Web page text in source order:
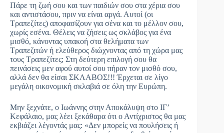
Πάρε τη ζωή σου και των παιδιών σου στα χέρια σου
και αντιστάσου, πριν να είναι αργά. Αυτοί (οι
Τραπεζίτες) αποφασίζουν για σένα και το μέλλον σου,
χωρίς εσένα. Θέλεις να ζήσεις ως σκλάβος για ένα
μισθό, κάνοντας υπακοή στα θελήματα των
Τραπεζιτών ή ελεύθερος διώχνοντας από τη χώρα μας
τους Τραπεζίτες; Στη δεύτερη επιλογή σου θα
πεινάσεις μεν αφού αυτοί σου πήραν τον μισθό σου,
αλλά δεν θα είσαι ΣΚΛΑΒΟΣ!!! Έρχεται σε λίγο
μεγάλη οικονομική σκλαβιά σε όλη την Ευρώπη.
Μην ξεχνάτε, ο Ιωάννης στην Αποκάλυψη στο ΙΓ’
Κεφάλαιο, μας λέει ξεκάθαρα ότι ο Αντίχριστος θα μας
εκβιάζει λέγοντάς μας: «Δεν μπορείς να πουλήσεις ή